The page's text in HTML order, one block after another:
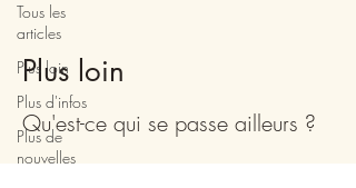
Tous les
articles
Plus loin
Plus d'infos
Plus de
nouvelles
Plus loin
Qu'est-ce qui se passe ailleurs ?